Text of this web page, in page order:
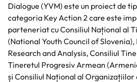
Dialogue (YVM) este un proiect de
categoria Key Action 2 care este
parteneriat cu Consiliul Național al
(National Youth Council of
Research and Analysis, Consiliul
Tineretul Progresiv Armean
și Consiliul Național al Organizațiilor